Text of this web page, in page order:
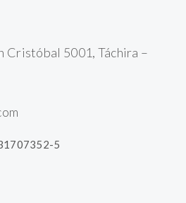
Cristóbal 5001, Táchira –
5